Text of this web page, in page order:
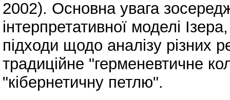
2002). Основна увага
інтерпретативної моделі
підходи щодо аналізу різних
традиційне "герменевтичне
"кібернетичну петлю".